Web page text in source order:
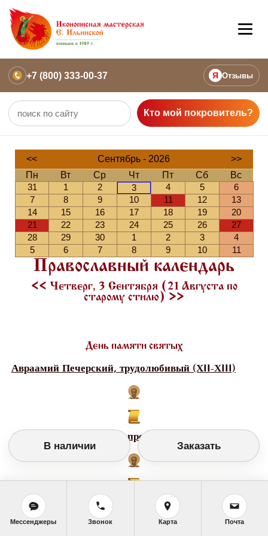
+7 (800) 333-00-37 Я Отзывы
Кто мой покровитель?
<< Сентябрь - 2026
>>
Пн
Вт Ср Чт Пт Сб
Вс
31
1 2 3 4 5
6
7
8 9 10 11 12
13
14
15 16 17 18 19
20
21
22 23 24 25 26
27
28
29 30 1 2 3
4
5
6 7 8 9 10 11
Православный календарь
<< Четверг, 3 Сентября (21 Августа по
старому стилю) >>
День памяти святых
Авраамий Печерский, трудолюбивый (ХII-ХIII)
Авраамий Смоленский, преподобный (ХIII)
Агапий Едесский, мученик (305-311)
В наличии Заказать
Мессенджеры Звонок Карта Почта